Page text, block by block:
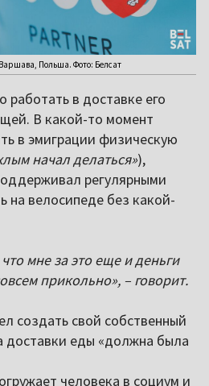
Польша. Фото: Белсат
работать в доставке его
В какой-то момент
в эмиграции физическую
начал делаться»),
регулярными
на велосипеде без какой-
мне за это еще и деньги
прикольно», – говорит.
создать свой собственный
доставки еды «должна была
человека в социум и